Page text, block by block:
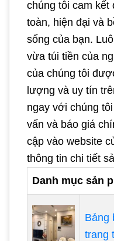
chúng tôi cam kết
toàn, hiện đại và
sống của bạn.
vừa túi tiền của
của chúng tôi
lượng và uy tín
ngay với chúng
vấn và báo giá
cập vào website
thông tin chi tiết
Danh mục sản
Bảng
trang